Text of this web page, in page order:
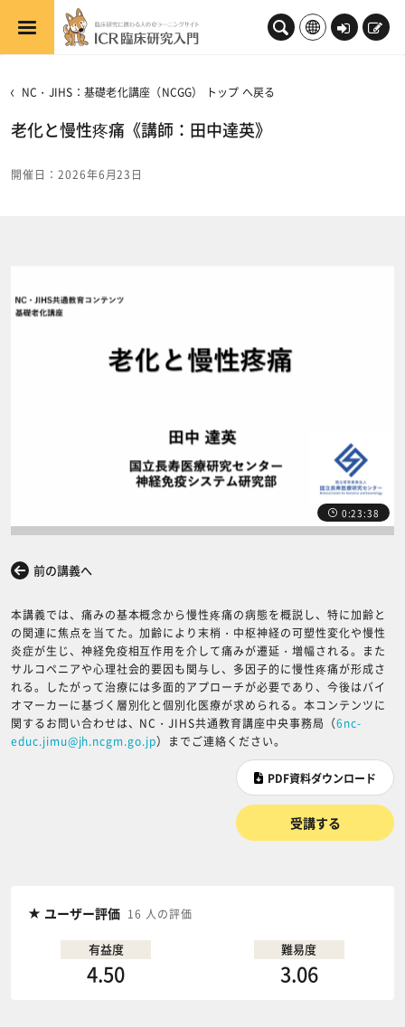
メインコンテンツへスキップする
ロ
新
NC・JIHS：基礎老化講座（NCGG） トップ へ戻る
老化と慢性疼痛《講師：田中達英》
開催日：2026年6月23日
0:23:38
前の講義へ
本講義では、痛みの基本概念から慢性疼痛の病態を概説し、特に加齢と
の関連に焦点を当てた。加齢により末梢・中枢神経の可塑性変化や慢性
炎症が生じ、神経免疫相互作用を介して痛みが遷延・増幅される。また
サルコペニアや心理社会的要因も関与し、多因子的に慢性疼痛が形成さ
れる。したがって治療には多面的アプローチが必要であり、今後はバイ
オマーカーに基づく層別化と個別化医療が求められる。本コンテンツに
関するお問い合わせは、NC・JIHS共通教育講座中央事務局（6nc-
educ.jimu@jh.ncgm.go.jp）までご連絡ください。
PDF資料ダウンロード
受講する
ユーザー評価 16 人の評価
有益度
4.50
難易度
3.06